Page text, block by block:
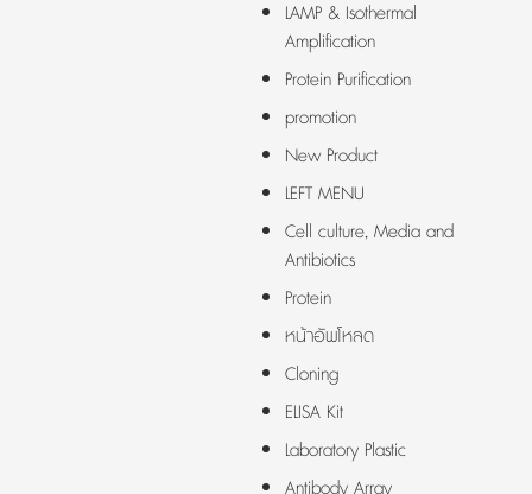
LAMP & Isothermal
Amplification
Protein Purification
promotion
New Product
LEFT MENU
Cell culture, Media and
Antibiotics
Protein
หน้าอัพโหลด
Cloning
ELISA Kit
Laboratory Plastic
Antibody Array